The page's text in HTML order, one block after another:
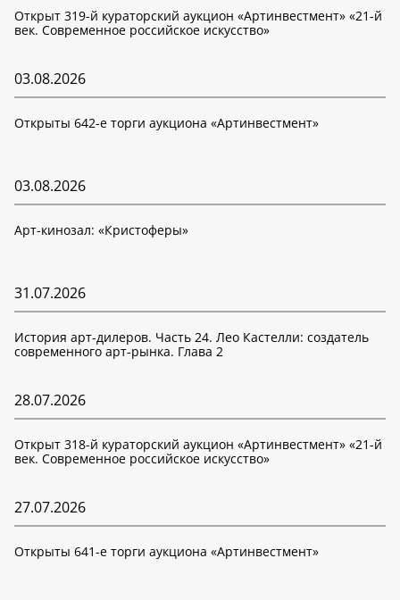
Открыт 319-й кураторский аукцион «Артинвестмент» «21-й
век. Современное российское искусство»
03.08.2026
Открыты 642-е торги аукциона «Артинвестмент»
03.08.2026
Арт-кинозал: «Кристоферы»
31.07.2026
История арт-дилеров. Часть 24. Лео Кастелли: создатель
современного арт-рынка. Глава 2
28.07.2026
Открыт 318-й кураторский аукцион «Артинвестмент» «21-й
век. Современное российское искусство»
27.07.2026
Открыты 641-е торги аукциона «Артинвестмент»